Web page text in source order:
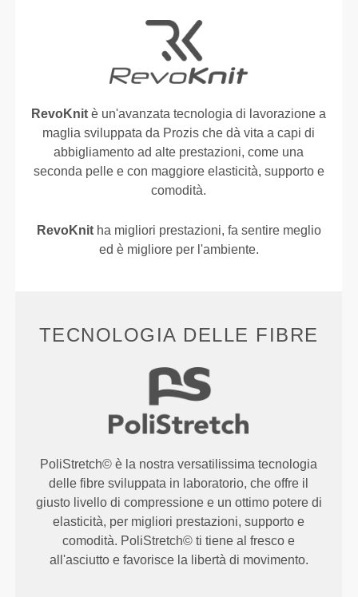
RevoKnit è un'avanzata tecnologia di lavorazione a
maglia sviluppata da Prozis che dà vita a capi di
abbigliamento ad alte prestazioni, come una
seconda pelle e con maggiore elasticità, supporto e
comodità.
RevoKnitha migliori prestazioni, fa sentire meglio
ed è migliore per l'ambiente.
TECNOLOGIA DELLE FIBRE
PoliStretch© è la nostra versatilissima tecnologia
delle fibre sviluppata in laboratorio, che offre il
giusto livello di compressione e un ottimo potere di
elasticità, per migliori prestazioni, supporto e
comodità. PoliStretch© ti tiene al fresco e
all'asciutto e favorisce la libertà di movimento.